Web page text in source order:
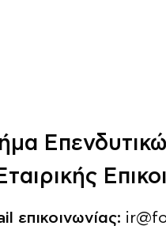
επικοινωνίας: